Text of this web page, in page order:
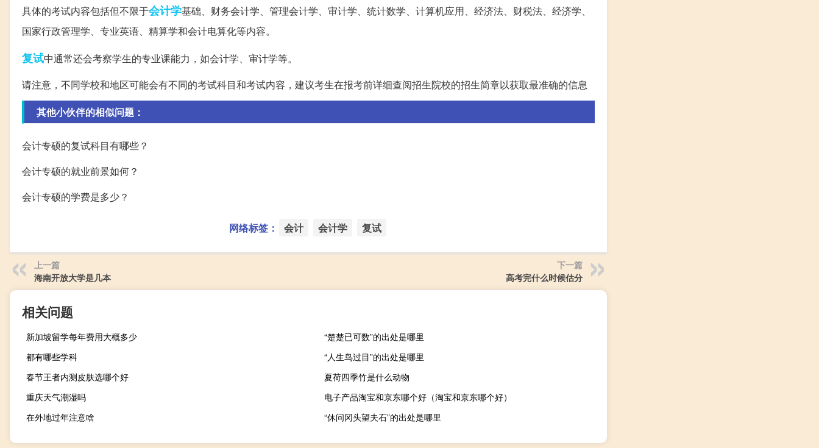
具体的考试内容包括但不限于会计学基础、财务会计学、管理会计学、审计学、统计数学、计算机应用、经济法、财税法、经济学、
国家行政管理学、专业英语、精算学和会计电算化等内容。
复试中通常还会考察学生的专业课能力，如会计学、审计学等。
请注意，不同学校和地区可能会有不同的考试科目和考试内容，建议考生在报考前详细查阅招生院校的招生简章以获取最准确的信息
其他小伙伴的相似问题：
会计专硕的复试科目有哪些？
会计专硕的就业前景如何？
会计专硕的学费是多少？
网络标签： 会计 会计学 复试
上一篇
海南开放大学是几本
下一篇
高考完什么时候估分
相关问题
新加坡留学每年费用大概多少
“楚楚已可数”的出处是哪里
都有哪些学科
“人生鸟过目”的出处是哪里
春节王者内测皮肤选哪个好
夏荷四季竹是什么动物
重庆天气潮湿吗
电子产品淘宝和京东哪个好（淘宝和京东哪个好）
在外地过年注意啥
“休问冈头望夫石”的出处是哪里